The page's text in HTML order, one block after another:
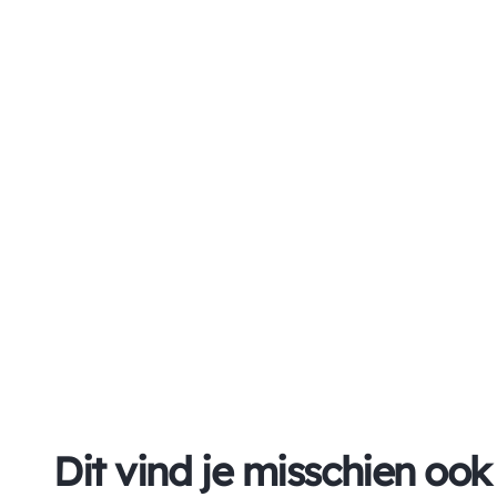
Dit vind je misschien